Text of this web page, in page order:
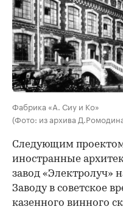
Фабрика «А. Сиу и Ко»
(Фото: из архива
Следующим
иностранные
завод «Электролуч»
Заводу в советское
казенного винного